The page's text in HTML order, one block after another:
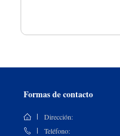
Formas de contacto
Dirección:
Teléfono: